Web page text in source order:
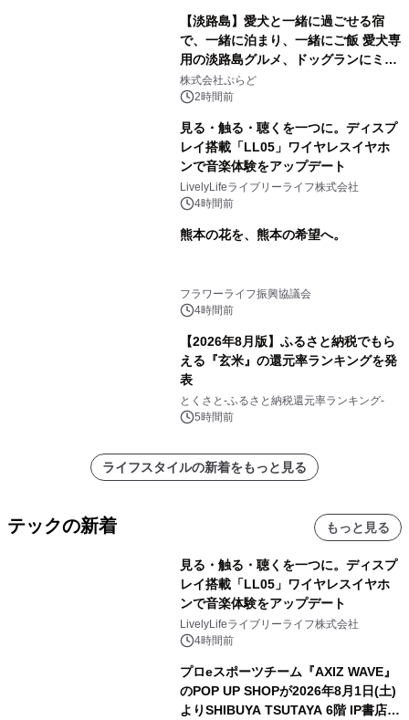
【淡路島】愛犬と一緒に過ごせる宿
で、一緒に泊まり、一緒にご飯 愛犬専
用の淡路島グルメ、ドッグランにミニ
プール グランピングとトレーラーハウ
スの2施設で
株式会社ぷらど
2時間前
見る・触る・聴くを一つに。ディスプ
レイ搭載「LL05」ワイヤレスイヤホ
ンで音楽体験をアップデート
LivelyLifeライブリーライフ株式会社
4時間前
熊本の花を、熊本の希望へ。
フラワーライフ振興協議会
4時間前
【2026年8月版】ふるさと納税でもら
える『玄米』の還元率ランキングを発
表
とくさと-ふるさと納税還元率ランキング-
5時間前
ライフスタイルの新着をもっと見る
テックの新着 もっと見る
見る・触る・聴くを一つに。ディスプ
レイ搭載「LL05」ワイヤレスイヤホ
ンで音楽体験をアップデート
LivelyLifeライブリーライフ株式会社
4時間前
プロeスポーツチーム『AXIZ WAVE』
のPOP UP SHOPが2026年8月1日(土)
よりSHIBUYA TSUTAYA 6階 IP書店で